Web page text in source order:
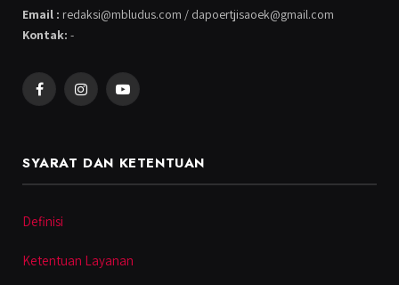
Email : redaksi@mbludus.com / dapoertjisaoek@gmail.com
Kontak: -
FacebookInstagramYouTube
SYARAT DAN KETENTUAN
Definisi
Ketentuan Layanan